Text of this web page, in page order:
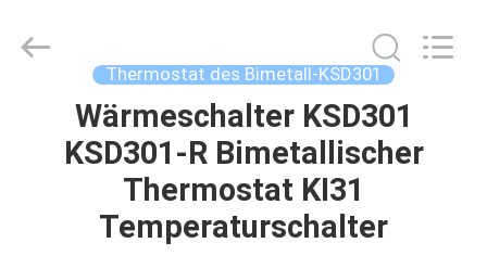
STARTSEITE
PRODUKTE
Electric
Thermostat des Bimetall-KSD301
Wärmeschalter KSD301
KSD301-R Bimetallischer
Thermostat KI31
Temperaturschalter